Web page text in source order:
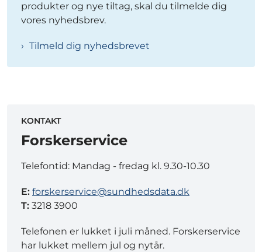
produkter og nye tiltag, skal du tilmelde dig
vores nyhedsbrev.
Tilmeld dig nyhedsbrevet
KONTAKT
Forskerservice
Telefontid: Mandag - fredag kl. 9.30-10.30
E: forskerservice@sundhedsdata.dk
T: 3218 3900
Telefonen er lukket i juli måned. Forskerservice
har lukket mellem jul og nytår.